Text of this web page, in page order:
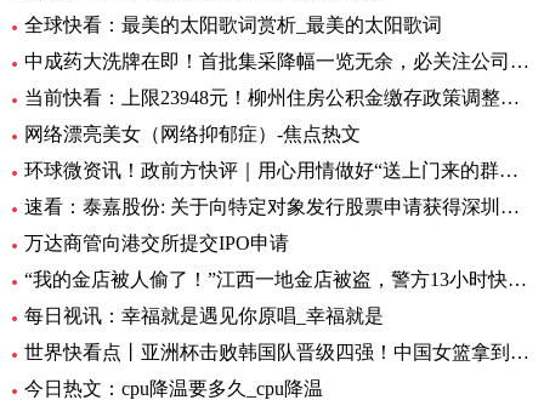
全球快看：最美的太阳歌词赏析_最美的太阳歌词
中成药大洗牌在即！首批集采降幅一览无余，必关注公司火线全揭秘，投资风险哪里藏？
当前快看：上限23948元！柳州住房公积金缴存政策调整，7月起执行
网络漂亮美女（网络抑郁症）-焦点热文
环球微资讯！政前方快评｜用心用情做好“送上门来的群众工作”
速看：泰嘉股份: 关于向特定对象发行股票申请获得深圳证券交易所上市审核中心审核通过的公告
万达商管向港交所提交IPO申请
“我的金店被人偷了！”江西一地金店被盗，警方13小时快速侦破 每日看点
每日视讯：幸福就是遇见你原唱_幸福就是
世界快看点丨亚洲杯击败韩国队晋级四强！中国女篮拿到世界杯及奥运资格赛席位
今日热文：cpu降温要多久_cpu降温